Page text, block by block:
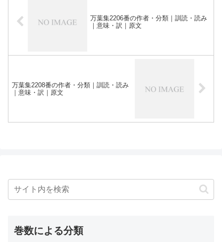
万葉集2206番の作者・分類｜訓読・読み
｜意味・訳｜原文
万葉集2208番の作者・分類｜訓読・読み
｜意味・訳｜原文
巻数による分類